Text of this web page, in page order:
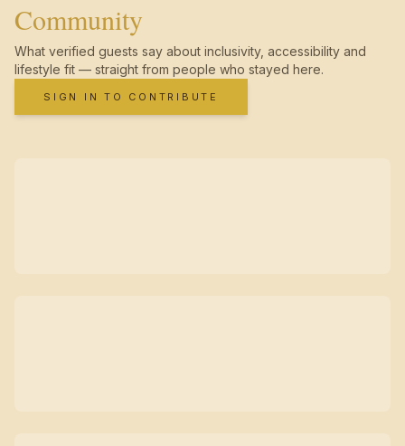
Community
What verified guests say about inclusivity, accessibility and
lifestyle fit — straight from people who stayed here.
SIGN IN TO CONTRIBUTE